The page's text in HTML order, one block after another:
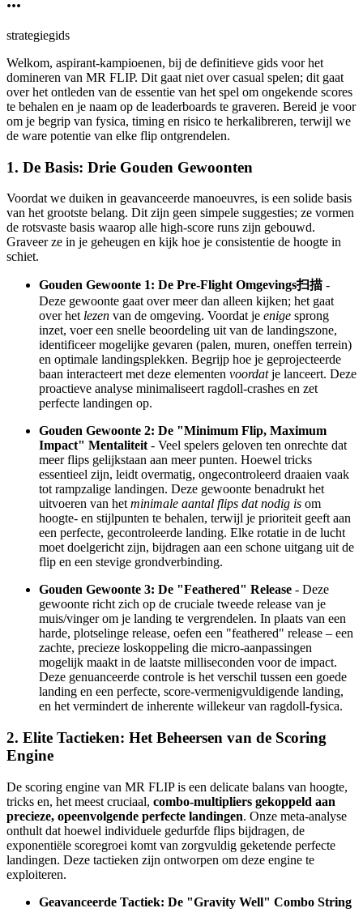
strategiegids
Welkom, aspirant-kampioenen, bij de definitieve gids voor het
domineren van MR FLIP. Dit gaat niet over casual spelen; dit gaat
over het ontleden van de essentie van het spel om ongekende scores
te behalen en je naam op de leaderboards te graveren. Bereid je voor
om je begrip van fysica, timing en risico te herkalibreren, terwijl we
de ware potentie van elke flip ontgrendelen.
1. De Basis: Drie Gouden Gewoonten
Voordat we duiken in geavanceerde manoeuvres, is een solide basis
van het grootste belang. Dit zijn geen simpele suggesties; ze vormen
de rotsvaste basis waarop alle high-score runs zijn gebouwd.
Graveer ze in je geheugen en kijk hoe je consistentie de hoogte in
schiet.
Gouden Gewoonte 1: De Pre-Flight Omgevings扫描 -
Deze gewoonte gaat over meer dan alleen kijken; het gaat
over het lezen van de omgeving. Voordat je enige sprong
inzet, voer een snelle beoordeling uit van de landingszone,
identificeer mogelijke gevaren (palen, muren, oneffen terrein)
en optimale landingsplekken. Begrijp hoe je geprojecteerde
baan interacteert met deze elementen voordatje lanceert. Deze
proactieve analyse minimaliseert ragdoll-crashes en zet
perfecte landingen op.
Gouden Gewoonte 2: De "Minimum Flip, Maximum
Impact" Mentaliteit- Veel spelers geloven ten onrechte dat
meer flips gelijkstaan aan meer punten. Hoewel tricks
essentieel zijn, leidt overmatig, ongecontroleerd draaien vaak
tot rampzalige landingen. Deze gewoonte benadrukt het
uitvoeren van hetminimale aantal flips dat nodig is om
hoogte- en stijlpunten te behalen, terwijl je prioriteit geeft aan
een perfecte, gecontroleerde landing. Elke rotatie in de lucht
moet doelgericht zijn, bijdragen aan een schone uitgang uit de
flip en een stevige grondverbinding.
Gouden Gewoonte 3: De "Feathered" Release - Deze
gewoonte richt zich op de cruciale tweede release van je
muis/vinger om je landing te vergrendelen. In plaats van een
harde, plotselinge release, oefen een "feathered" release – een
zachte, precieze loskoppeling die micro-aanpassingen
mogelijk maakt in de laatste milliseconden voor de impact.
Deze genuanceerde controle is het verschil tussen een goede
landing en een perfecte, score-vermenigvuldigende landing,
en het vermindert de inherente willekeur van ragdoll-fysica.
2. Elite Tactieken: Het Beheersen van de Scoring
Engine
De scoring engine van MR FLIP is een delicate balans van hoogte,
tricks en, het meest cruciaal, combo-multipliers gekoppeld aan
precieze, opeenvolgende perfecte landingen. Onze meta-analyse
onthult dat hoewel individuele gedurfde flips bijdragen, de
exponentiële scoregroei komt van zorgvuldig geketende perfecte
landingen. Deze tactieken zijn ontworpen om deze engine te
exploiteren.
Geavanceerde Tactiek: De "Gravity Well" Combo String